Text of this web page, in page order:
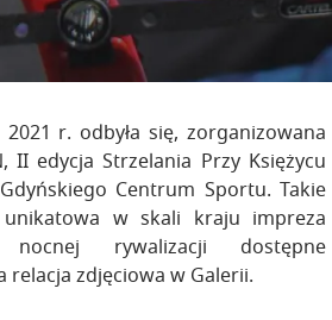
r. odbyła się, zorganizowana
II edycja Strzelania Przy Księżycu
Centrum Sportu. Takie
w skali kraju impreza
nocnej rywalizacji dostępne
relacja zdjęciowa w Galerii.